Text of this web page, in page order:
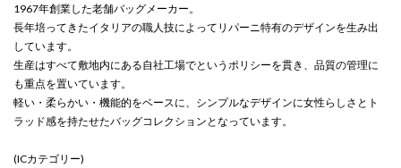
1967年創業した老舗バッグメーカー。
長年培ってきたイタリアの職人技によってリパーニ特有のデザインを生み出
しています。
生産はすべて敷地内にある自社工場でというポリシーを貫き、品質の管理に
も重点を置いています。
軽い・柔らかい・機能的をベースに、シンプルなデザインに女性らしさとト
ラッド感を持たせたバッグコレクションとなっています。
(ICカテゴリー)